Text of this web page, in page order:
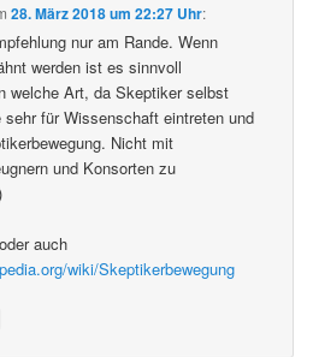
28. März 2018 um 22:27 Uhr:
nur am Rande. Wenn
werden ist es sinnvoll
welche Art, da Skeptiker selbst
sehr für Wissenschaft eintreten und
Nicht mit
und Konsorten zu
auch
wiki/Skeptikerbewegung